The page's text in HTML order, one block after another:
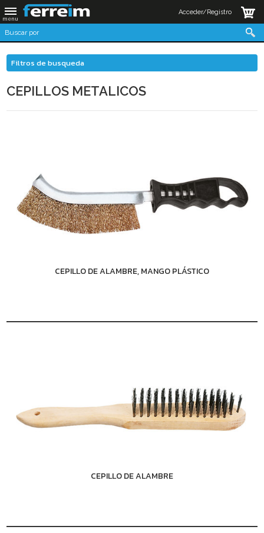
Acceder/Registro
Filtros de busqueda
CEPILLOS METALICOS
CEPILLO DE ALAMBRE, MANGO PLÁSTICO
CEPILLO DE ALAMBRE